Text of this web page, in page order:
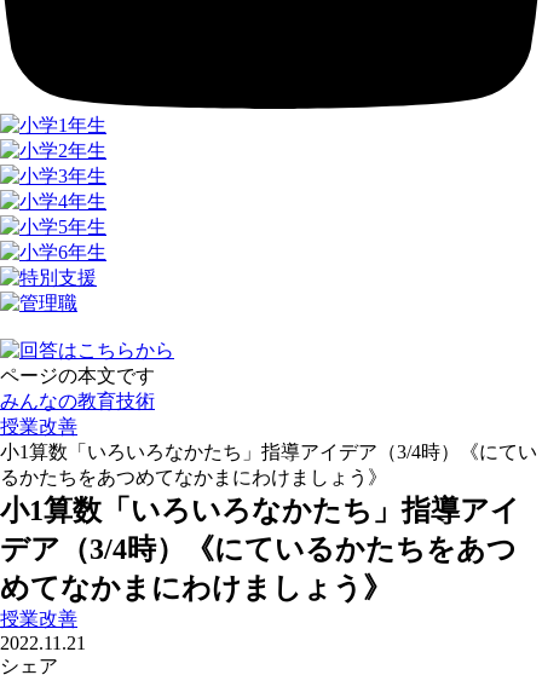
ページの本文です
みんなの教育技術
授業改善
小1算数「いろいろなかたち」指導アイデア（3/4時）《にてい
るかたちをあつめてなかまにわけましょう》
小1算数「いろいろなかたち」指導アイ
デア（3/4時）《にているかたちをあつ
めてなかまにわけましょう》
授業改善
2022.11.21
シェア